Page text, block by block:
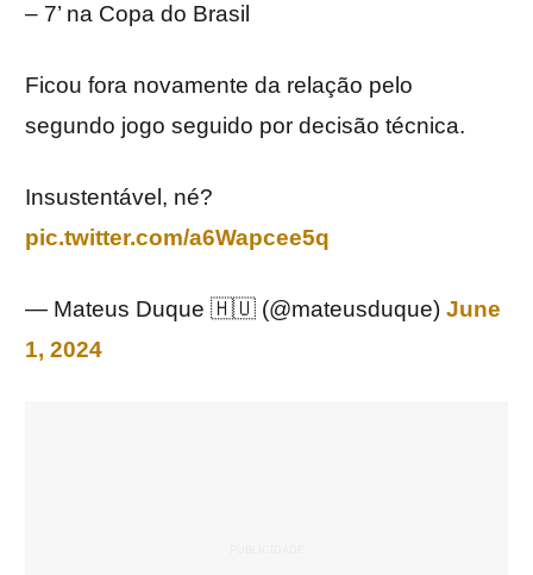
– 7’ na Copa do Brasil
Ficou fora novamente da relação pelo
segundo jogo seguido por decisão técnica.
Insustentável, né?
pic.twitter.com/a6Wapcee5q
— Mateus Duque 🇭🇺 (@mateusduque) June
1, 2024